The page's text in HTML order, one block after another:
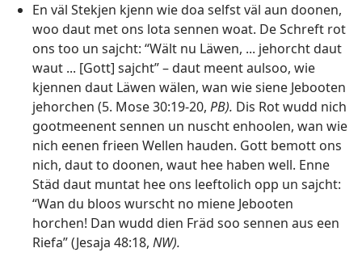
En väl Stekjen kjenn wie doa selfst väl aun doonen,
woo daut met ons lota sennen woat. De Schreft rot
ons too un sajcht: “Wält nu Läwen, ... jehorcht daut
waut ... [Gott] sajcht” – daut meent aulsoo, wie
kjennen daut Läwen wälen, wan wie siene Jebooten
jehorchen (5. Mose 30:19-20, PB). Dis Rot wudd nich
gootmeenent sennen un nuscht enhoolen, wan wie
nich eenen frieen Wellen hauden. Gott bemott ons
nich, daut to doonen, waut hee haben well. Enne
Städ daut muntat hee ons leeftolich opp un sajcht:
“Wan du bloos wurscht no miene Jebooten
horchen! Dan wudd dien Fräd soo sennen aus een
Riefa” (Jesaja 48:18, NW).